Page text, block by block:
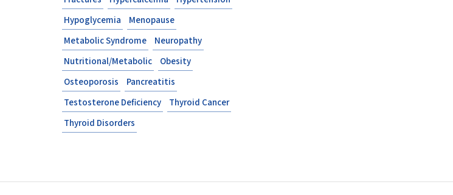
Hypoglycemia
Menopause
Metabolic Syndrome
Neuropathy
Nutritional/Metabolic
Obesity
Osteoporosis
Pancreatitis
Testosterone Deficiency
Thyroid Cancer
Thyroid Disorders